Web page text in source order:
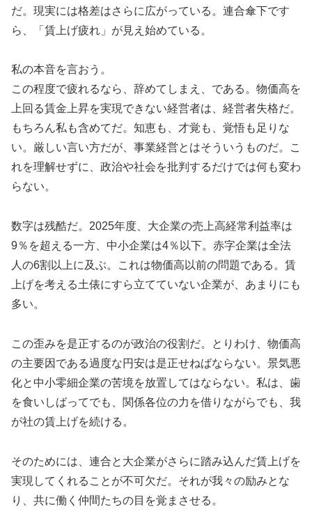
だ。現実には格差はさらに広がっている。連合傘下です
ら、「賃上げ疲れ」が見え始めている。
私の本音を言おう。
この程度で疲れるなら、辞めてしまえ、である。物価高を
上回る賃金上昇を実現できない経営者は、経営者失格だ。
もちろん私も含めてだ。知恵も、才覚も、覚悟も足りな
い。厳しい言い方だが、事業経営とはそういうものだ。こ
れを理解せずに、政治や社会を批判するだけでは何も変わ
らない。
数字は残酷だ。2025年度、大企業の売上高経常利益率は
9％を超える一方、中小企業は4％以下。赤字企業は全法
人の6割以上に及ぶ。これは物価高以前の問題である。賃
上げを考える土俵にすら立てていない企業が、あまりにも
多い。
この歪みを是正するのが政治の役割だ。とりわけ、物価高
の主要因である過度な円安は是正せねばならない。景気悪
化と中小零細企業の苦境を放置してはならない。私は、歯
を食いしばってでも、関係各位の力を借りながらでも、我
が社の賃上げを続ける。
そのためには、連合と大企業がさらに踏み込んだ賃上げを
実現してくれることが不可欠だ。それが我々の励みとな
り、共に働く仲間たちの目を覚まさせる。